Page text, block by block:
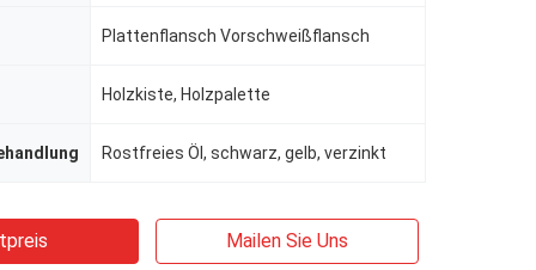
Plattenflansch Vorschweißflansch
Holzkiste, Holzpalette
Rostfreies Öl, schwarz, gelb, verzinkt
Mailen Sie Uns